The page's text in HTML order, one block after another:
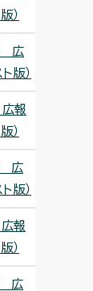
）
広
版）
報
）
広
版）
報
）
広